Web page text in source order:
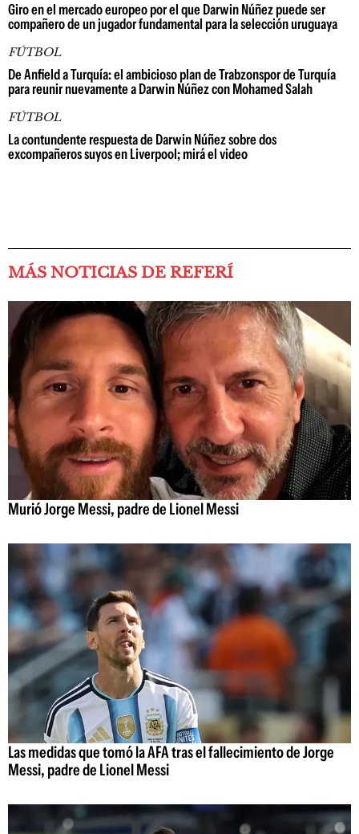
Giro en el mercado europeo por el que Darwin Núñez puede ser
compañero de un jugador fundamental para la selección uruguaya
FÚTBOL
De Anfield a Turquía: el ambicioso plan de Trabzonspor de Turquía
para reunir nuevamente a Darwin Núñez con Mohamed Salah
FÚTBOL
La contundente respuesta de Darwin Núñez sobre dos
excompañeros suyos en Liverpool; mirá el video
MÁS NOTICIAS DE REFERÍ
Murió Jorge Messi, padre de Lionel Messi
Las medidas que tomó la AFA tras el fallecimiento de Jorge
Messi, padre de Lionel Messi